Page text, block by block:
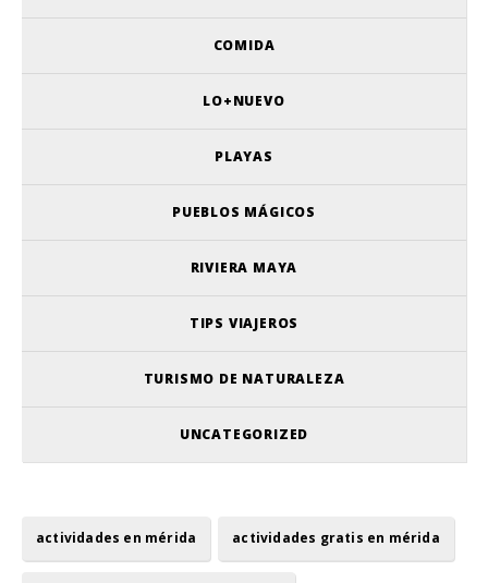
COMIDA
LO+NUEVO
PLAYAS
PUEBLOS MÁGICOS
RIVIERA MAYA
TIPS VIAJEROS
TURISMO DE NATURALEZA
UNCATEGORIZED
actividades en mérida actividades gratis en mérida